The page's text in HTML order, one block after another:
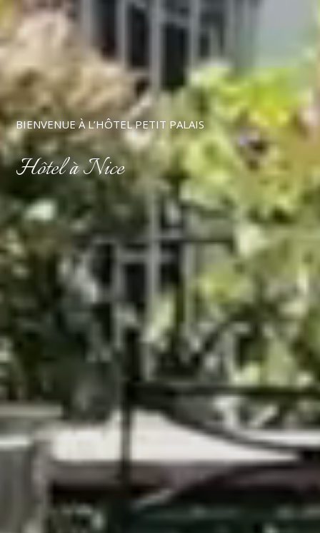
BIENVENUE À L’HÔTEL PETIT PALAIS
Hôtel à Nice